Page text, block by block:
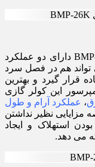
هم در فصل سرد
قرار گیرد و بهترین
این کولر گازی
، عملکرد آرام و طول
مزایایی نظیر نداشتن
استهلاک و ایجاد
می دهد.